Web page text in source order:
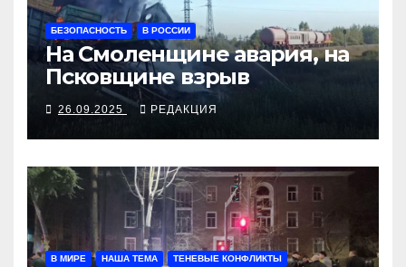
БЕЗОПАСНОСТЬ В РОССИИ
На Смоленщине авария, на
Псковщине взрыв
26.09.2025 РЕДАКЦИЯ
В МИРЕ НАША ТЕМА ТЕНЕВЫЕ КОНФЛИКТЫ